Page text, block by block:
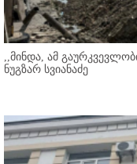
,,მინდა, ამ
ნუგზარ სვიანაძე